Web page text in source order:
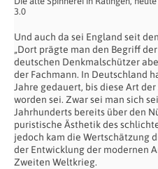
3.0
Und auch da sei England seit
„Dort prägte man den Begriff
deutschen Denkmalschützer
der Fachmann. In Deutschland
Jahre gedauert, bis diese Art
worden sei. Zwar sei man sich
Jahrhunderts bereits über den
puristische Ästhetik des
jedoch kam die Wertschätzung
der Entwicklung der modernen
Zweiten Weltkrieg.